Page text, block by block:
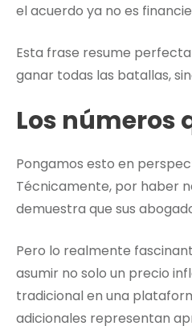
el acuerdo ya no es
Esta frase resume
ganar todas las batallas,
Los números
Pongamos esto en
Técnicamente, por haber
demuestra que sus
Pero lo realmente
asumir no solo un precio
tradicional en una
adicionales representan